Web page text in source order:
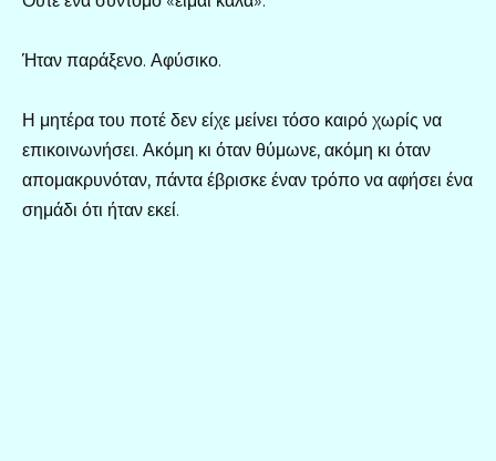
Ήταν παράξενο. Αφύσικο.
Η μητέρα του ποτέ δεν είχε μείνει τόσο καιρό χωρίς να
επικοινωνήσει. Ακόμη κι όταν θύμωνε, ακόμη κι όταν
απομακρυνόταν, πάντα έβρισκε έναν τρόπο να αφήσει ένα
σημάδι ότι ήταν εκεί.